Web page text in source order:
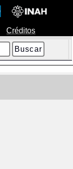
Créditos